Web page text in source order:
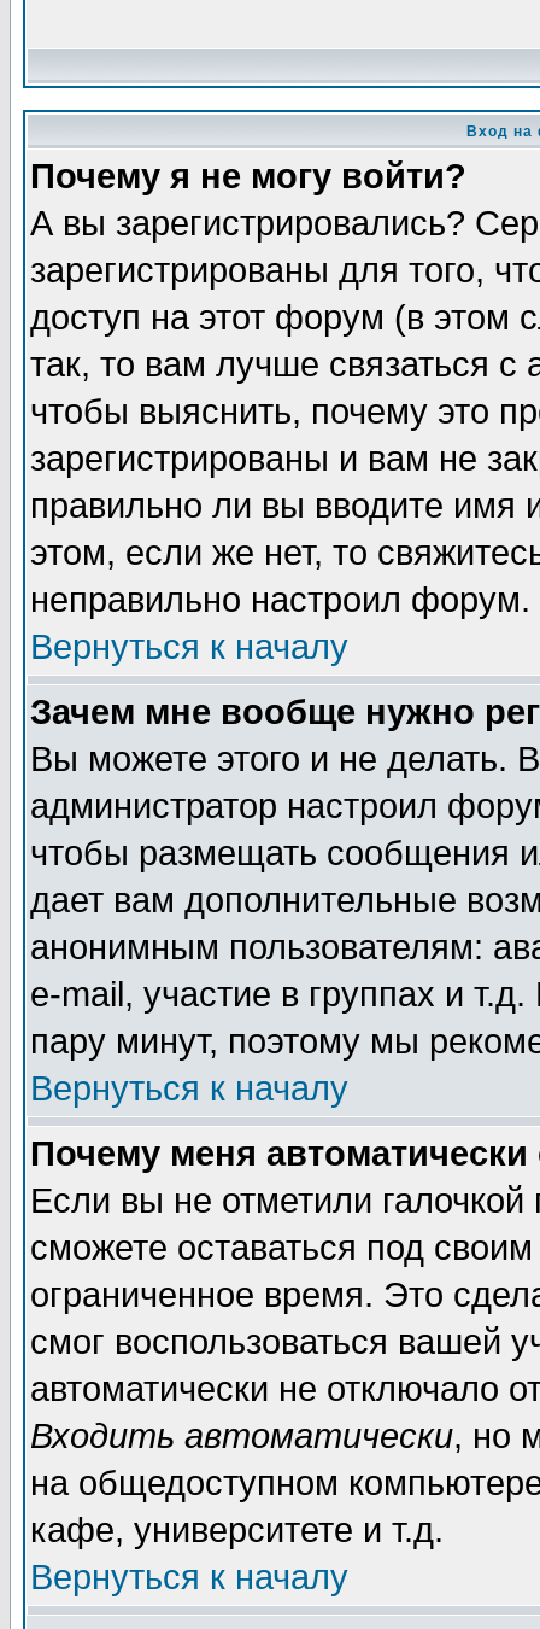
Вход на
Почему я не могу войти?
А вы зарегистрировались?
зарегистрированы для того,
доступ на этот форум (в этом
так, то вам лучше связаться
чтобы выяснить, почему это
зарегистрированы и вам не
правильно ли вы вводите
этом, если же нет, то
неправильно настроил форум.
Вернуться к началу
Зачем мне вообще нужно
Вы можете этого и не делать.
администратор настроил
чтобы размещать сообщения
дает вам дополнительные
анонимным пользователям:
e-mail, участие в группах и
пару минут, поэтому мы
Вернуться к началу
Почему меня автоматически
Если вы не отметили галочкой
сможете оставаться под
ограниченное время. Это
смог воспользоваться вашей
автоматически не отключало
Входить автоматически, но
на общедоступном
кафе, университете и т.д.
Вернуться к началу